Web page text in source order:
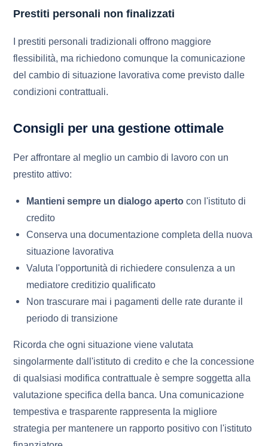
Prestiti personali non finalizzati
I prestiti personali tradizionali offrono maggiore
flessibilità, ma richiedono comunque la comunicazione
del cambio di situazione lavorativa come previsto dalle
condizioni contrattuali.
Consigli per una gestione ottimale
Per affrontare al meglio un cambio di lavoro con un
prestito attivo:
Mantieni sempre un dialogo aperto con l'istituto di
credito
Conserva una documentazione completa della nuova
situazione lavorativa
Valuta l'opportunità di richiedere consulenza a un
mediatore creditizio qualificato
Non trascurare mai i pagamenti delle rate durante il
periodo di transizione
Ricorda che ogni situazione viene valutata
singolarmente dall'istituto di credito e che la concessione
di qualsiasi modifica contrattuale è sempre soggetta alla
valutazione specifica della banca. Una comunicazione
tempestiva e trasparente rappresenta la migliore
strategia per mantenere un rapporto positivo con l'istituto